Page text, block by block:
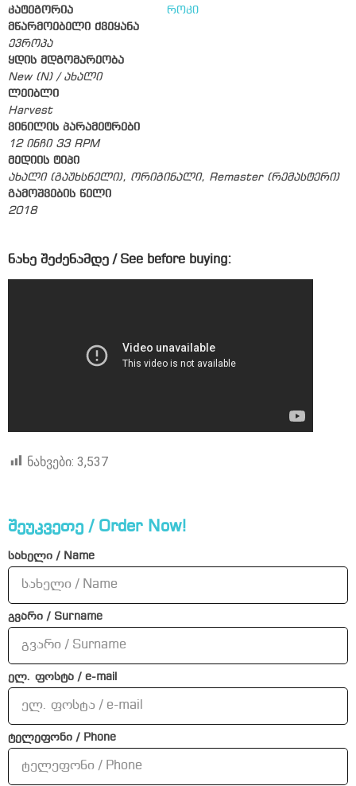
კატეგორია
როკი
მწარმოებელი ქვეყანა
ევროპა
ყდის მდგომარეობა
New (N) / ახალი
ლეიბლი
Harvest
ვინილის პარამეტრები
12 ინჩი 33 RPM
მედიის ტიპი
ახალი (გაუხსნელი), ორიგინალი, Remaster (რემასტერი)
გამოშვების წელი
2018
ნახე შეძენამდე / See before buying:
ნახვები: 3,537
შეუკვეთე / Order Now!
სახელი / Name
გვარი / Surname
ელ. ფოსტა / e-mail
ტელეფონი / Phone